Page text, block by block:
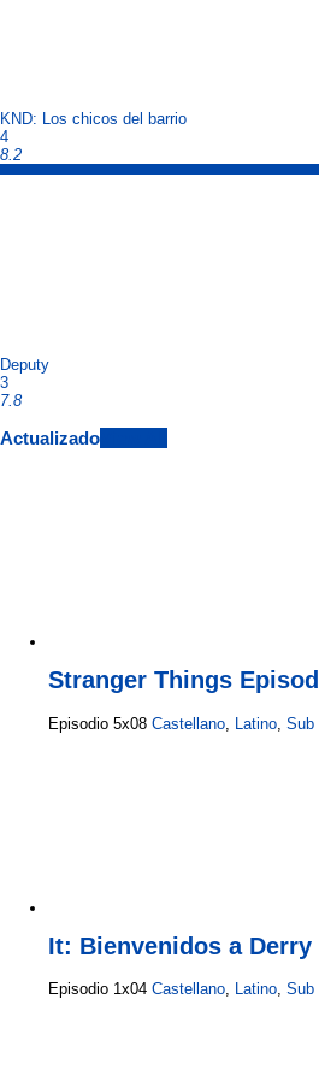
KND: Los chicos del barrio
4
8.2
Deputy
3
7.8
Actualizado
Stranger Things
Episodio 5x08 Castellano Latino Sub
It: Bienvenidos a
Episodio 1x04 Castellano Latino Sub